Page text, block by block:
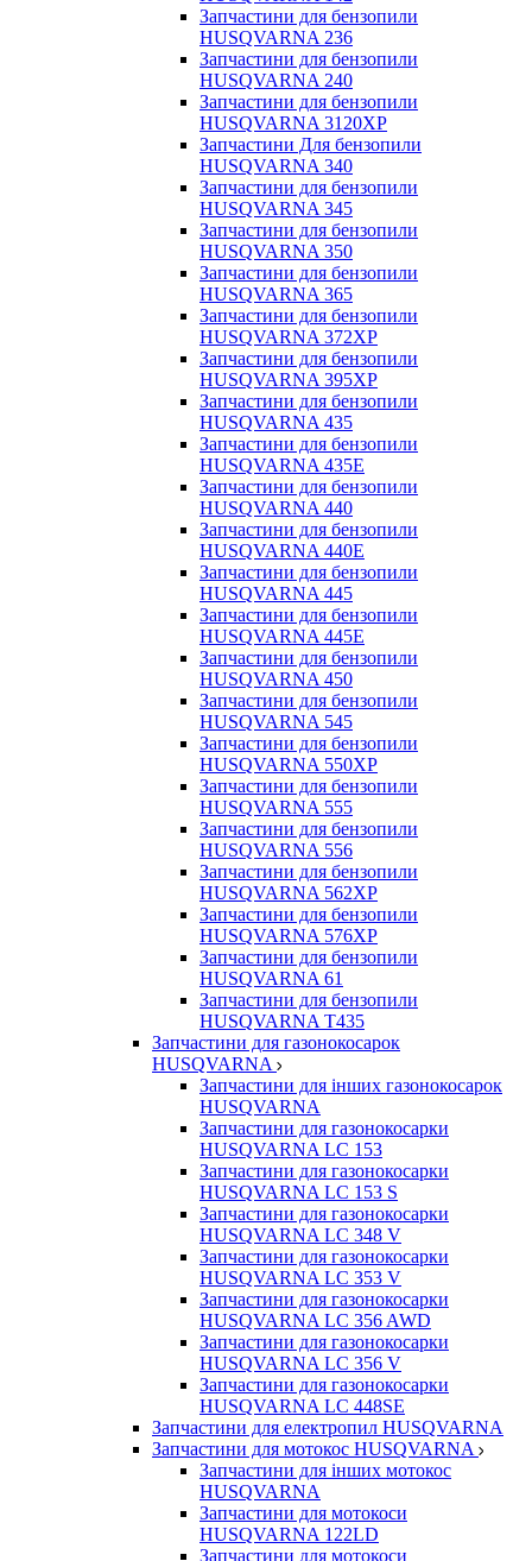
Запчастини для бензопили
HUSQVARNA 236
Запчастини для бензопили
HUSQVARNA 240
Запчастини для бензопили
HUSQVARNA 3120XP
Запчастини Для бензопили
HUSQVARNA 340
Запчастини для бензопили
HUSQVARNA 345
Запчастини для бензопили
HUSQVARNA 350
Запчастини для бензопили
HUSQVARNA 365
Запчастини для бензопили
HUSQVARNA 372XP
Запчастини для бензопили
HUSQVARNA 395XP
Запчастини для бензопили
HUSQVARNA 435
Запчастини для бензопили
HUSQVARNA 435E
Запчастини для бензопили
HUSQVARNA 440
Запчастини для бензопили
HUSQVARNA 440Е
Запчастини для бензопили
HUSQVARNA 445
Запчастини для бензопили
HUSQVARNA 445E
Запчастини для бензопили
HUSQVARNA 450
Запчастини для бензопили
HUSQVARNA 545
Запчастини для бензопили
HUSQVARNA 550ХР
Запчастини для бензопили
HUSQVARNA 555
Запчастини для бензопили
HUSQVARNA 556
Запчастини для бензопили
HUSQVARNA 562ХР
Запчастини для бензопили
HUSQVARNA 576XP
Запчастини для бензопили
HUSQVARNA 61
Запчастини для бензопили
HUSQVARNA T435
Запчастини для газонокосарок
HUSQVARNA
Запчастини для інших газонокосарок
HUSQVARNA
Запчастини для газонокосарки
HUSQVARNA LC 153
Запчастини для газонокосарки
HUSQVARNA LC 153 S
Запчастини для газонокосарки
HUSQVARNA LC 348 V
Запчастини для газонокосарки
HUSQVARNA LC 353 V
Запчастини для газонокосарки
HUSQVARNA LC 356 AWD
Запчастини для газонокосарки
HUSQVARNA LC 356 V
Запчастини для газонокосарки
HUSQVARNA LC 448SE
Запчастини для електропил HUSQVARNA
Запчастини для мотокос HUSQVARNA
Запчастини для інших мотокос
HUSQVARNA
Запчастини для мотокоси
HUSQVARNA 122LD
Запчастини для мотокоси